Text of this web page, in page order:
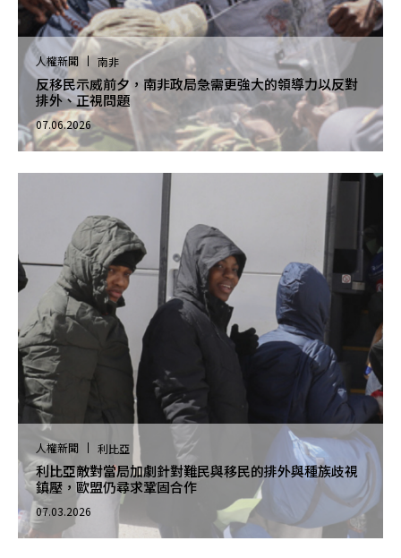
人權新聞 南非
反移民示威前夕，南非政局急需更強大的領導力以反對
排外、正視問題
07.06.2026
人權新聞 利比亞
利比亞敵對當局加劇針對難民與移民的排外與種族歧視
鎮壓，歐盟仍尋求鞏固合作
07.03.2026